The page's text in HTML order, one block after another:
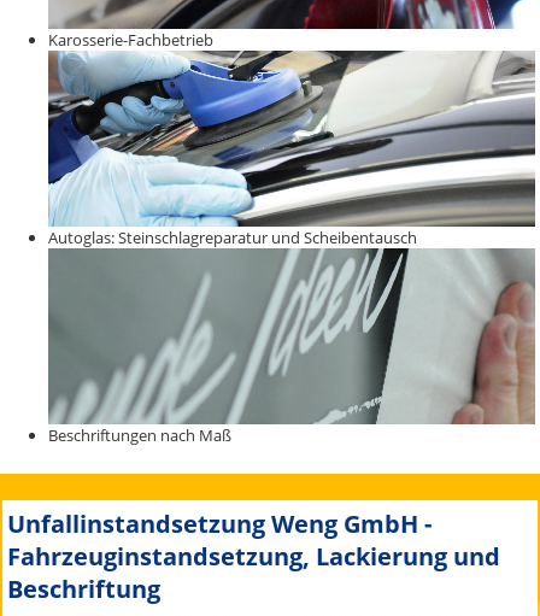
Karosserie-Fachbetrieb
Autoglas: Steinschlagreparatur und Scheibentausch
Beschriftungen nach Maß
Unfallinstandsetzung Weng GmbH -
Fahrzeuginstandsetzung, Lackierung und
Beschriftung